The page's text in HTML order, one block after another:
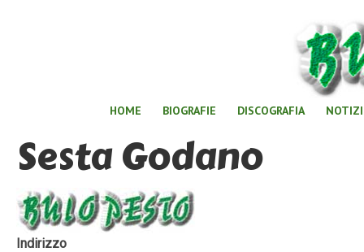
HOME BIOGRAFIE DISCOGRAFIA
Sesta Godano
Indirizzo